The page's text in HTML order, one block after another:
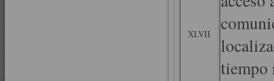
XLVII
tiempo